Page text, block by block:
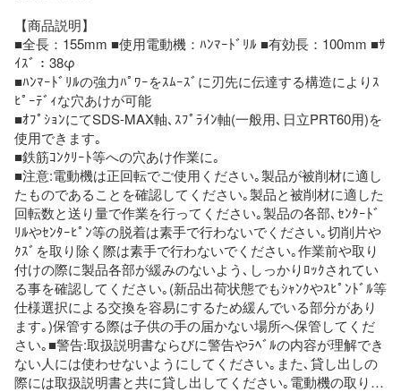
【商品説明】
■全長：155mm ■使用電動機：ﾊﾝﾏｰﾄﾞﾘﾙ ■有効長：100mm ■ｻ
ｲｽﾞ：38φ
■ﾊﾝﾏｰﾄﾞﾘﾙの強力ﾊﾟﾜｰをｽﾑｰｽﾞに刃先に伝達する構造によりｽ
ﾋﾟｰﾃﾞｨな穴あけが可能
■ｵﾌﾟｼｮﾝにてSDS-MAX軸､ｽﾌﾟﾗｲﾝ軸(一般用､日立PRT60用)を
使用できます｡
■鉄筋ｺﾝｸﾘｰﾄ等への穴あけ作業に｡
■注意:電動機は正回転でご使用ください｡製品が被削材に適し
たものであることを確認してください｡製品と被削材に適した
回転数と送り量で作業を行ってください｡製品の各部､ｾﾝﾀｰﾄﾞ
ﾘﾙやｾﾝﾀｰﾋﾟﾝ等の脱着は素手で行わないでください｡切削片や
ｸｽﾞを取り除く際は素手で行わないでください｡作業前や取り
付けの際に製品各部が緩みのないよう､しっかりﾛｯｸされてい
る事を確認してください｡(新品出荷状態でもｼｬﾝｸやｽﾋﾟﾝﾄﾞﾙ等
仕様選択による交換を容易にするため緩んでいる部分があり
ます｡)保管する際は子供の手の届かない場所へ保管してくだ
さい｡■警告:取扱説明書ならびに警告やﾗﾍﾞﾙの内容が理解でき
ない人には使わせないようにしてください｡また､貸し出しの
際には取扱説明書と共に貸し出してください｡電動機の取り扱